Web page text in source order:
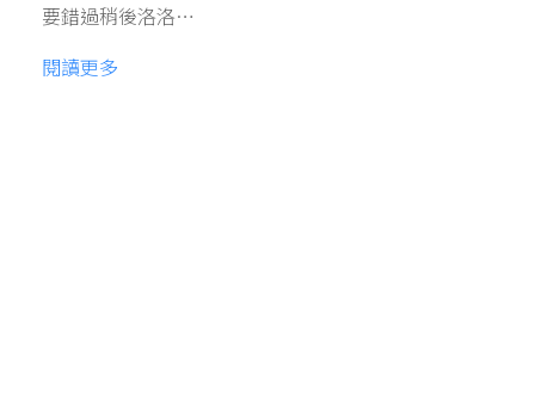
要錯過稍後洛洛…
閱讀更多